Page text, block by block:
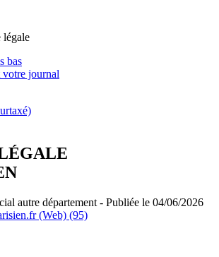
légale
bas
votre journal
autre département - Publiée le 04/06/2026
(Web) (95)